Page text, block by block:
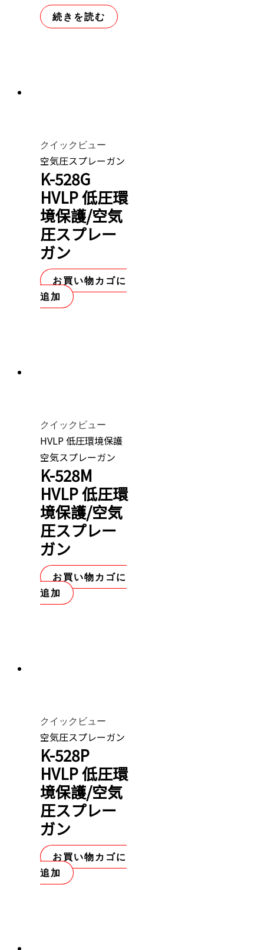
続きを読む
クイックビュー
空気圧スプレーガン
K-528G
HVLP 低圧環
境保護/空気
圧スプレー
ガン
お買い物カゴに
追加
クイックビュー
HVLP 低圧環境保護
空気スプレーガン
K-528M
HVLP 低圧環
境保護/空気
圧スプレー
ガン
お買い物カゴに
追加
クイックビュー
空気圧スプレーガン
K-528P
HVLP 低圧環
境保護/空気
圧スプレー
ガン
お買い物カゴに
追加